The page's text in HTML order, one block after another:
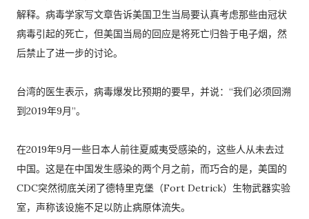
解释。病毒学家写文章告诉美国卫生当局要认真考虑那些由冠状
病毒引起的死亡，但美国当局的回应是将死亡归咎于电子烟，然
后禁止了进一步的讨论。
台湾的医生表示，病毒爆发比预期的要早，并说：“我们必须回溯
到2019年9月”。
在2019年9月一些日本人前往夏威夷受感染的，这些人从未去过
中国。这是在中国发生感染的两个月之前，而巧合的是，美国的
CDC突然彻底关闭了德特里克堡（Fort Detrick）生物武器实验
室，声称该设施不足以防止病原体流失。